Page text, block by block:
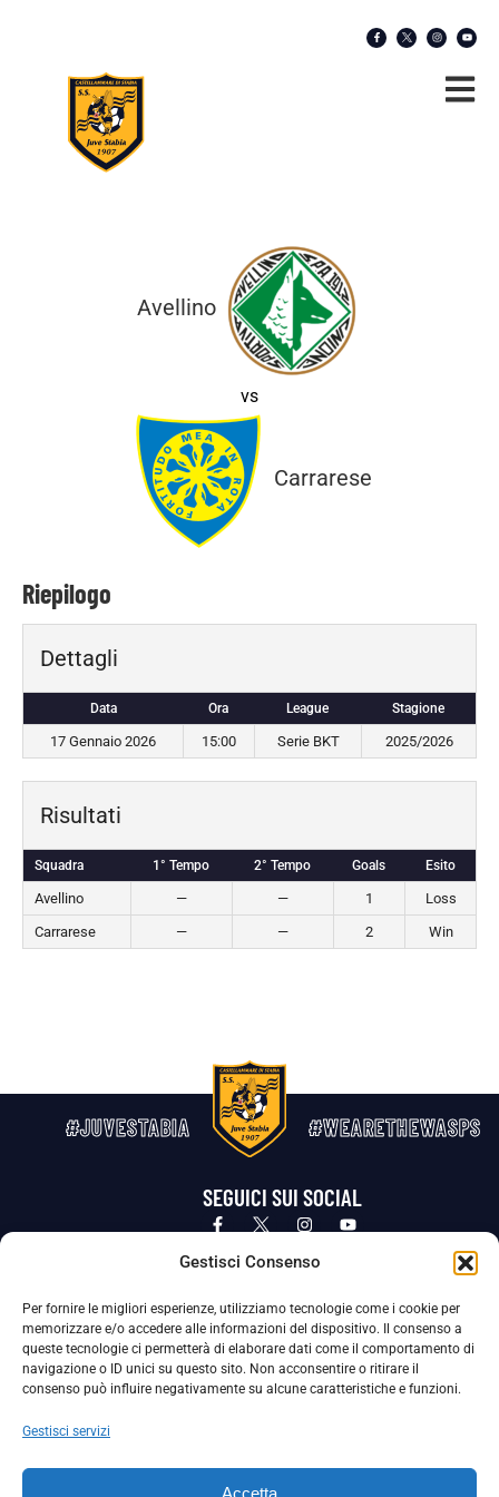
Gestisci Consenso
Per fornire le migliori esperienze, utilizziamo tecnologie come i cookie per
memorizzare e/o accedere alle informazioni del dispositivo. Il consenso a
queste tecnologie ci permetterà di elaborare dati come il comportamento di
navigazione o ID unici su questo sito. Non acconsentire o ritirare il
consenso può influire negativamente su alcune caratteristiche e funzioni.
Gestisci servizi
Accetta
Avellino
vs
Carrarese
Riepilogo
Dettagli
Data Ora League Stagione
17 Gennaio 2026 15:00 Serie BKT 2025/2026
Risultati
Squadra 1° Tempo 2° Tempo Goals Esito
Avellino — — 1
Loss
Carrarese
— — 2 Win
#JUVESTABIA #WEARETHEWASPS
SEGUICI SUI SOCIAL
Privacy Policy Cookie Policy
La Società ha nominato il Responsabile della Protezione dei Dati Personali (DPO), figura specializzata che vigila sulle modalità
adottate dalla nostra Società per tutelare i Suoi dati personali.
Per contattare il DPO può scrivere a